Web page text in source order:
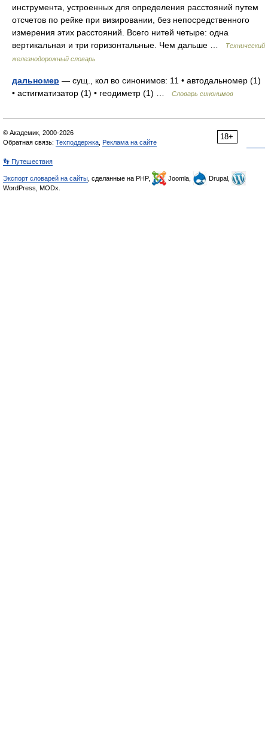
инструмента, устроенных для определения расстояний путем
отсчетов по рейке при визировании, без непосредственного
измерения этих расстояний. Всего нитей четыре: одна
вертикальная и три горизонтальные. Чем дальше …
Технический
железнодорожный словарь
дальномер — сущ., кол во синонимов: 11 • автодальномер (1)
• астигматизатор (1) • геодиметр (1) …
Словарь синонимов
18+
© Академик, 2000-2026
Обратная связь: Техподдержка Реклама на сайте
👣 Путешествия
Экспорт словарей на сайты , сделанные на PHP, Joomla,
Drupal,
WordPress, MODx.